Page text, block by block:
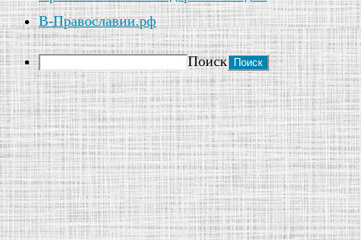
В-Православии.рф
Поиск